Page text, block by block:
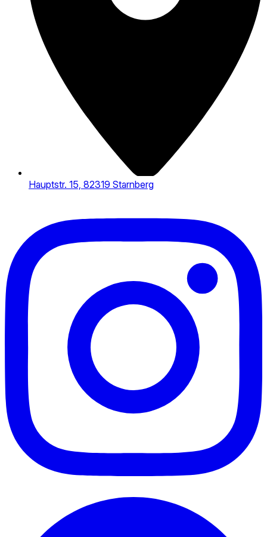
Hauptstr. 15, 82319 Starnberg